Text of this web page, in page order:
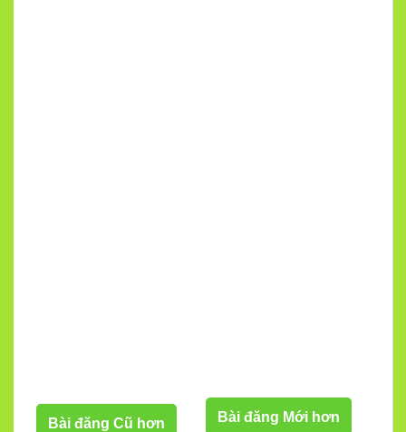
Bài đăng Mới hơn
Bài đăng Cũ hơn